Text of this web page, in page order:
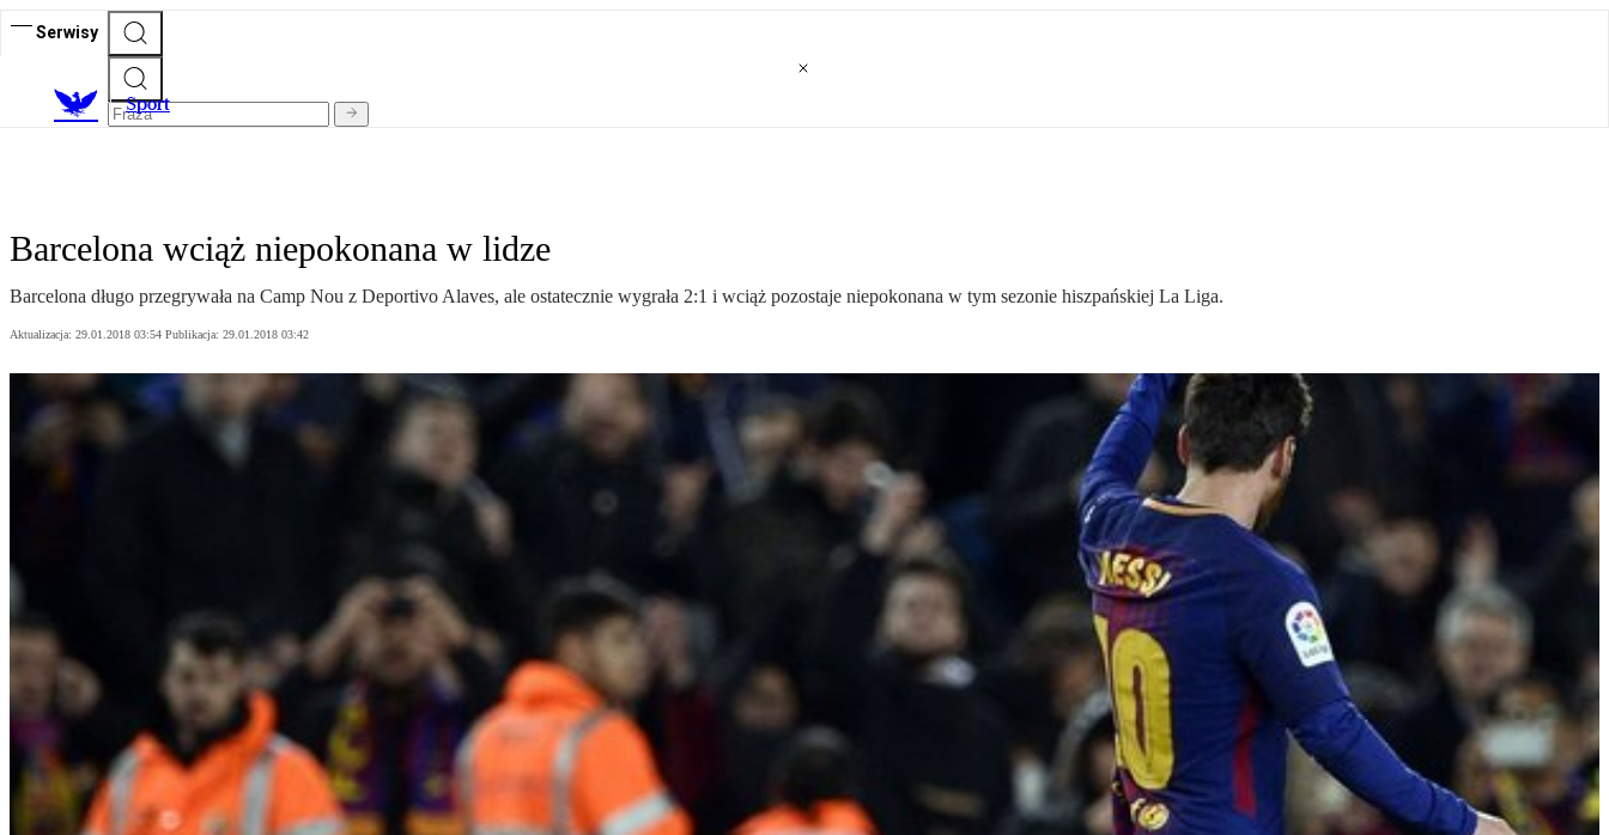
Serwisy
Sport
Barcelona wciąż niepokonana w lidze
Barcelona długo przegrywała na Camp Nou z Deportivo Alaves, ale ostatecznie wygrała 2:1 i wciąż pozostaje niepokonana w tym sezonie hiszpańskiej La Liga.
Aktualizacja: 29.01.2018 03:54 Publikacja: 29.01.2018 03:42